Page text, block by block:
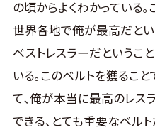
の頃からよくわかっている｡
世界各地で俺が最高だとい
ベストレスラーだというこ
いる｡このベルトを獲るこ
て､俺が本当に最高のレス
できる､とても重要なベル